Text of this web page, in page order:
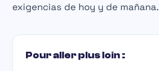
exigencias de hoy y de mañana.
Pour aller plus loin :